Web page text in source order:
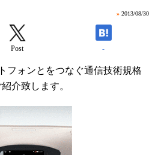
» 2013/08/30
Post -
フォンとをつなぐ通信技術規格
介致します。